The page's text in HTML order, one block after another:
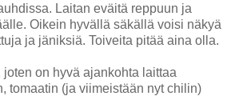
Laitan eväitä reppuun ja
Oikein hyvällä säkällä voisi näkyä
ja jäniksiä. Toiveita pitää aina olla.
joten on hyvä ajankohta laittaa
tomaatin (ja viimeistään nyt chilin)